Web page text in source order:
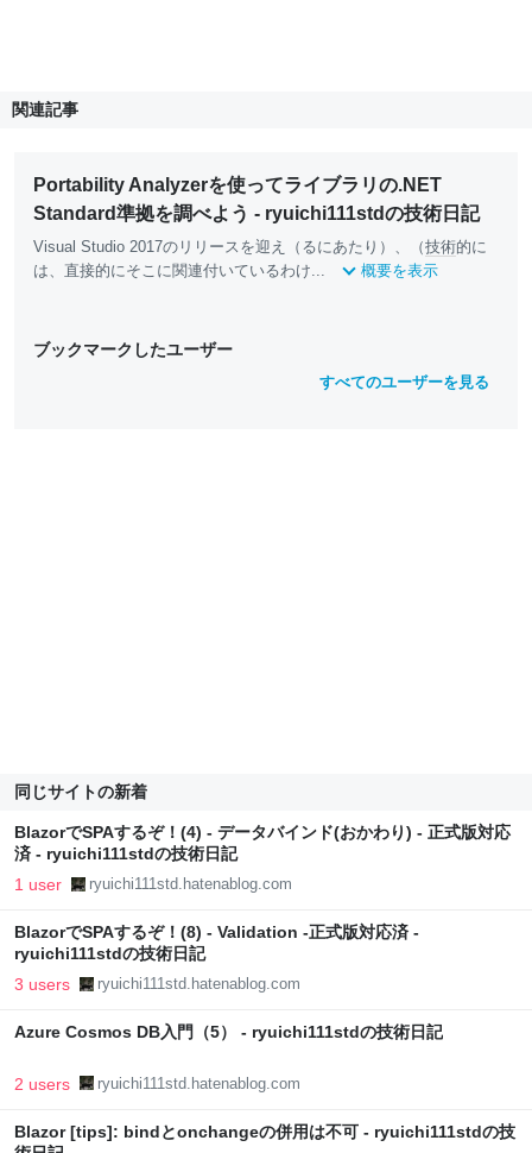
関連記事
Portability Analyzerを使ってライブラリの.NET
Standard準拠を調べよう - ryuichi111stdの技術日記
Visual Studio 2017のリリースを迎え（るにあたり）、（技術的に
は、直接的にそこに関連付いているわけ...
概要を表示
ブックマークしたユーザー
すべてのユーザーを見る
同じサイトの新着
BlazorでSPAするぞ！(4) - データバインド(おかわり) - 正式版対応
済 - ryuichi111stdの技術日記
1 user ryuichi111std.hatenablog.com
BlazorでSPAするぞ！(8) - Validation -正式版対応済 -
ryuichi111stdの技術日記
3 users ryuichi111std.hatenablog.com
Azure Cosmos DB入門（5） - ryuichi111stdの技術日記
2 users ryuichi111std.hatenablog.com
Blazor [tips]: bindとonchangeの併用は不可 - ryuichi111stdの技